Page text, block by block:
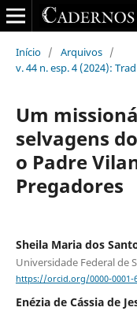
Início / Arquivos /
v. 44 n. esp. 4 (2024):
Um
selvagens
o Padre
Pregadores
Sheila Maria dos
Universidade Federal de
https://orcid.org/0000-0001-
Enézia de Cássia de